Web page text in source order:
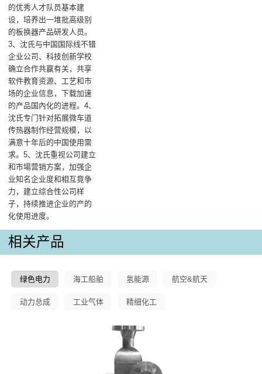
的优秀人才队员基本建
设，培养出一堆批高级别
的板换器产品研发人员。
3、沈氏与中国国际线不错
企业公司、科技创新学校
确立合作共赢有关，共享
软件教育资源、工艺和市
场的企业信息，下载加速
的产品国內化的进程。4、
沈氏专门针对拓展微车道
传热器制作经营规模，以
满意十年后的中国使用需
求。5、沈氏重视公司建立
和市場营销方案，加强企
业知名企业度和相互竟争
力，建立综合性公司样
子，持续推进企业的产的
化使用进度。
相关产品
绿色电力 海工船舶 氢能源 航空&航天
动力总成 工业气体 精细化工